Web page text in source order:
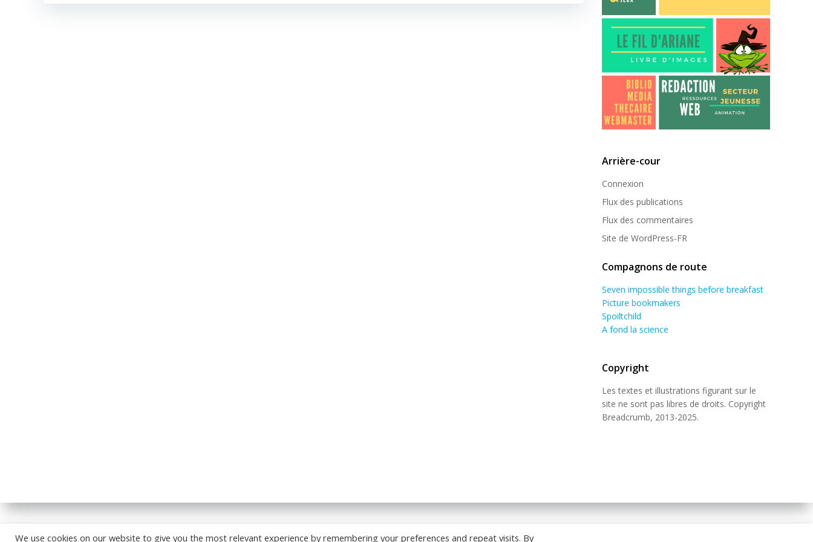
Arrière-cour
Connexion
Flux des publications
Flux des commentaires
Site de WordPress-FR
Compagnons de route
Seven impossible things before breakfast
Picture bookmakers
Spoiltchild
A fond la science
Copyright
Les textes et illustrations figurant sur le
site ne sont pas libres de droits. Copyright
Breadcrumb, 2013-2025.
© 2026 BREADCRUMB.FR. Construit avec WordPress etColibriWP Theme
We use cookies on our website to give you the most relevant experience by remembering your preferences and repeat visits. By